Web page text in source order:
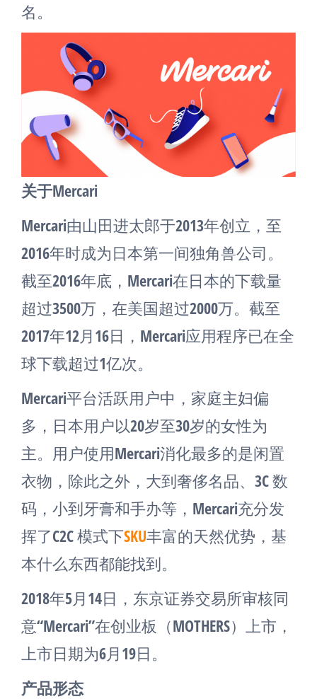
名。
关于Mercari
Mercari由山田进太郎于2013年创立，至
2016年时成为日本第一间独角兽公司。
截至2016年底，Mercari在日本的下载量
超过3500万，在美国超过2000万。截至
2017年12月16日，Mercari应用程序已在全
球下载超过1亿次。
Mercari平台活跃用户中，家庭主妇偏
多，日本用户以20岁至30岁的女性为
主。用户使用Mercari消化最多的是闲置
衣物，除此之外，大到奢侈名品、3C 数
码，小到牙膏和手办等，Mercari充分发
挥了C2C 模式下SKU丰富的天然优势，基
本什么东西都能找到。
2018年5月14日，东京证券交易所审核同
意“Mercari”在创业板（MOTHERS）上市，
上市日期为6月19日。
产品形态